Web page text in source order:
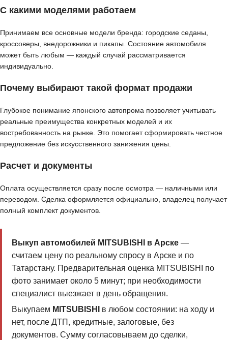
С какими моделями работаем
Принимаем все основные модели бренда: городские седаны,
кроссоверы, внедорожники и пикапы. Состояние автомобиля
может быть любым — каждый случай рассматривается
индивидуально.
Почему выбирают такой формат продажи
Глубокое понимание японского автопрома позволяет учитывать
реальные преимущества конкретных моделей и их
востребованность на рынке. Это помогает сформировать честное
предложение без искусственного занижения цены.
Расчет и документы
Оплата осуществляется сразу после осмотра — наличными или
переводом. Сделка оформляется официально, владелец получает
полный комплект документов.
Выкуп автомобилей MITSUBISHI в Арске—
считаем цену по реальному спросу в Арске и по
Татарстану. Предварительная оценка MITSUBISHI по
фото занимает около 5 минут; при необходимости
специалист выезжает в день обращения.
Выкупаем MITSUBISHI
в любом состоянии: на ходу и
нет, после ДТП, кредитные, залоговые, без
документов. Сумму согласовываем до сделки,